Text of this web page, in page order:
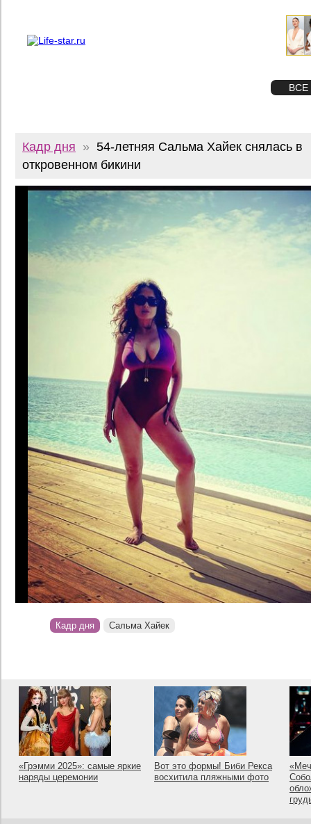
ВСЕ
Кадр дня » 54-летняя Сальма Хайек снялась в
откровенном бикини
Кадр дня Сальма Хайек
«Грэмми 2025»: самые яркие
наряды церемонии
Вот это формы! Биби Рекса
восхитила пляжными фото